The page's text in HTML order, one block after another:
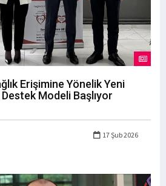
Erişimine Yönelik Yeni
Modeli Başlıyor
17 Şub 2026